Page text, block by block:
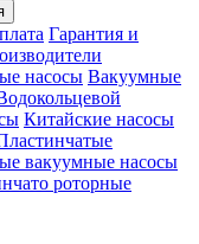
Гарантия и
насосы Вакуумные
Китайские насосы
вакуумные насосы
роторные